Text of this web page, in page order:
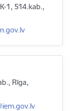
1, 514.kab.,
Rīga,